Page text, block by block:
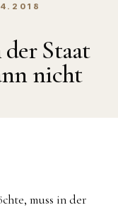
Staat
nicht
muss in der